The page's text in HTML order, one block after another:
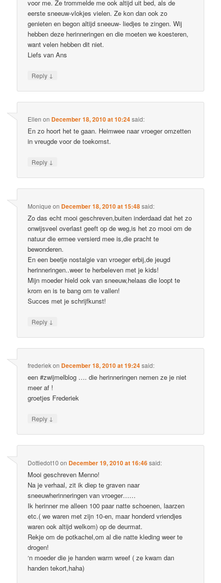
voor me. Ze trommelde me ook altijd uit bed, als de
eerste sneeuw-vlokjes vielen. Ze kon dan ook zo
genieten en begon altijd sneeuw- liedjes te zingen. Wij
hebben deze herinneringen en die moeten we koesteren,
want velen hebben dit niet.
Liefs van Ans
Reply ↓
Ellen on December 18, 2010 at 10:24said:
En zo hoort het te gaan. Heimwee naar vroeger omzetten
in vreugde voor de toekomst.
Reply ↓
Monique on December 18, 2010 at 15:48said:
Zo das echt mooi geschreven,buiten inderdaad dat het zo
onwijsveel overlast geeft op de weg,is het zo mooi om de
natuur die ermee versierd mee is,die pracht te
bewonderen.
En een beetje nostalgie van vroeger erbij,de jeugd
herinneringen..weer te herbeleven met je kids!
Mijn moeder hield ook van sneeuw,helaas die loopt te
krom en is te bang om te vallen!
Succes met je schrijfkunst!
Reply ↓
frederiekon December 18, 2010 at 19:24said:
een #zwijmelblog …. die herinneringen nemen ze je niet
meer af !
groetjes Frederiek
Reply ↓
Dottiedot10 on December 19, 2010 at 16:46said:
Mooi geschreven Menno!
Na je verhaal, zit ik diep te graven naar
sneeuwherinneringen van vroeger……
Ik herinner me alleen 100 paar natte schoenen, laarzen
etc.( we waren met zijn 10-en, maar honderd vriendjes
waren ook altijd welkom) op de deurmat.
Rekje om de potkachel,om al die natte kleding weer te
drogen!
‘n moeder die je handen warm wreef ( ze kwam dan
handen tekort,haha)